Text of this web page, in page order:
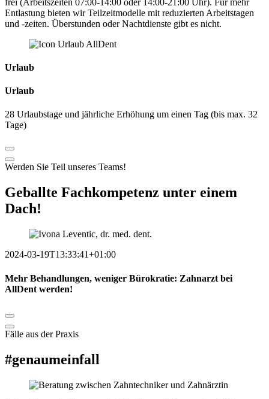
Entlastung bieten wir Teilzeitmodelle mit reduzierten Arbeitstagen
und -zeiten. Überstunden oder Nachtdienste gibt es nicht.
Urlaub
Urlaub
28 Urlaubstage und jährliche Erhöhung um einen Tag (bis max. 32
Tage)
Werden Sie Teil unseres Teams!
Geballte Fachkompetenz unter einem
Dach!
2024-03-19T13:33:41+01:00
Mehr Behandlungen, weniger Bürokratie: Zahnarzt bei
AllDent werden!
Fälle aus der Praxis
#genaumeinfall